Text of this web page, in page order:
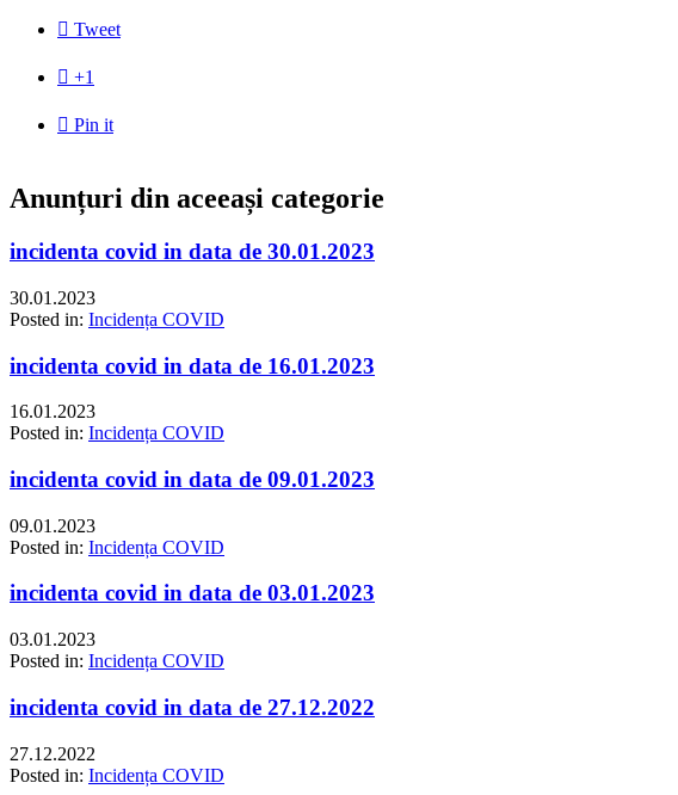
 Tweet
 +1
 Pin it
Anunțuri din aceeași categorie
incidenta covid in data de 30.01.2023
30.01.2023
Posted in: Incidența COVID
incidenta covid in data de 16.01.2023
16.01.2023
Posted in: Incidența COVID
incidenta covid in data de 09.01.2023
09.01.2023
Posted in: Incidența COVID
incidenta covid in data de 03.01.2023
03.01.2023
Posted in: Incidența COVID
incidenta covid in data de 27.12.2022
27.12.2022
Posted in: Incidența COVID